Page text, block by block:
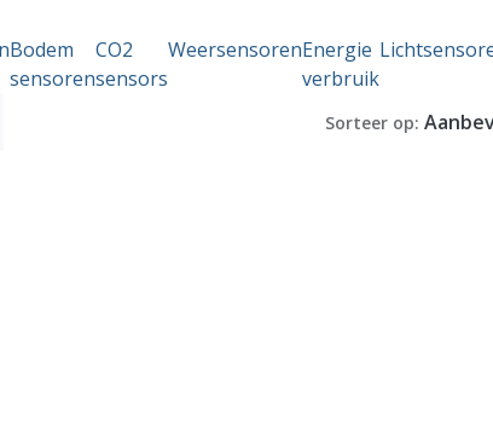
Bodem
sensoren
CO2
sensors
WeersensorenEnergie
verbruik
Sorteer op: